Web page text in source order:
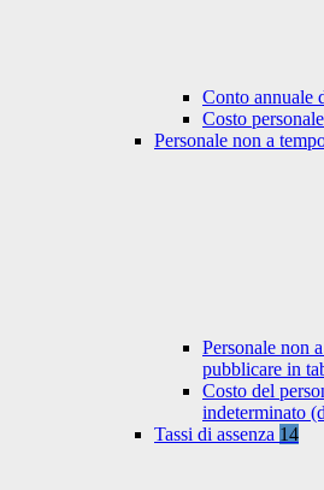
Conto annuale
Costo
Personale non a
Personale non
pubblicare in
Costo del
indeterminato
Tassi di assenza 14